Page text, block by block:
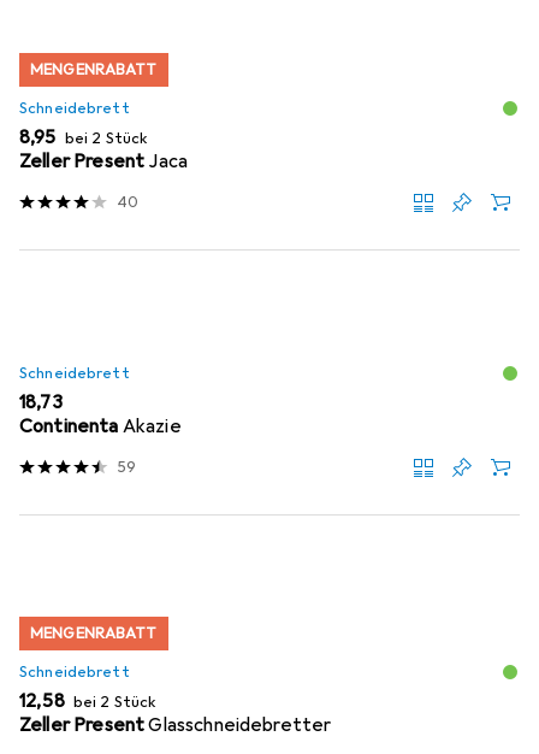
MENGENRABATT
Schneidebrett
EUR
8,95 bei 2 Stück
Zeller Present Jaca
40
Schneidebrett
EUR
18,73
Continenta Akazie
59
MENGENRABATT
Schneidebrett
EUR
12,58 bei 2 Stück
Zeller PresentGlasschneidebretter